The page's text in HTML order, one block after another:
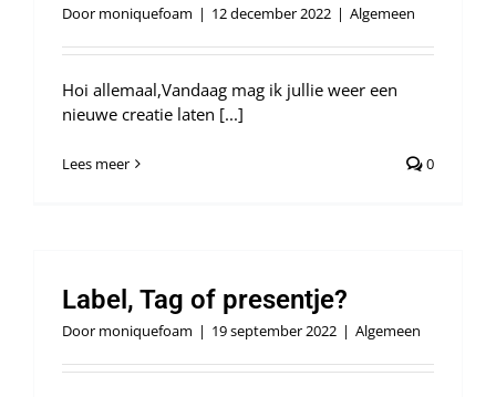
Door moniquefoam | 12 december 2022 | Algemeen
Hoi allemaal,Vandaag mag ik jullie weer een
nieuwe creatie laten [...]
Lees meer 0
Label, Tag of presentje?
Door moniquefoam | 19 september 2022 | Algemeen